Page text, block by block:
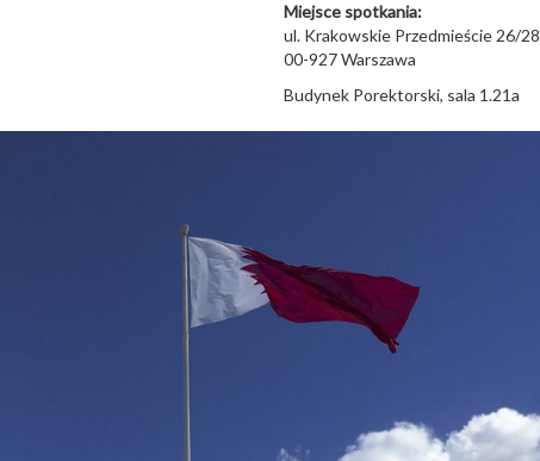
Miejsce spotkania:
ul. Krakowskie Przedmieście 26/28
00-927Warszawa
Budynek Porektorski, sala 1.21a